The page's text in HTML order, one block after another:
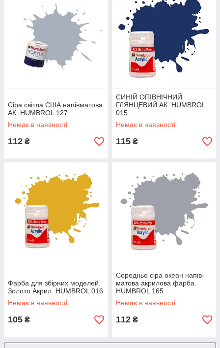
Сіра світла США напівматова
АК. HUMBROL 127
Немає в наявності
112 ₴
СИНІЙ ОПІВНІЧНИЙ
ГЛЯНЦЕВИЙ АК. HUMBROL
015
Немає в наявності
115 ₴
Фарба для збірних моделей.
Золото Акрил. HUMBROL 016
Немає в наявності
105 ₴
Середньо сіра океан напів-
матова акрилова фарба.
HUMBROL 165
Немає в наявності
112 ₴